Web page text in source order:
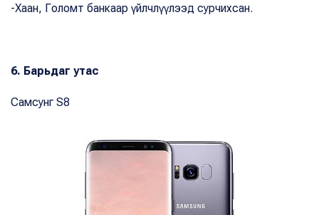
-Хаан, Голомт банкаар үйлчлүүлээд сурчихсан.
6. Барьдаг утас
Самсунг S8